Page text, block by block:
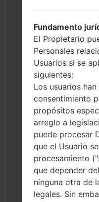
tecla de
volumen y la
Presione y
teclas de
luego conecte
Presione y
tecla de
volumen y la
Conecte
mantenga
y la tecla de
Presione y
tecla de
volumen.
Luego, conecte
Fundamento
El Propietario
Personales
Usuarios si se
siguientes:
Los usuarios
consentimiento
propósitos
arreglo a
puede procesar
que el Usuario
procesamiento
que depender
ninguna otra de
legales. Sin